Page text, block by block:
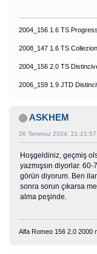
2004_156 1.6 TS
2008_147 1.6 TS
2004_156 2.0 TS
2006_159 1.9 JTD
ASKHEM
26 Temmuz 2024, 21:21:57
Hoşgeldiniz, geçmiş
yazmışsın diyorlar.
görün diyorum. Ben
sonra sorun çıkarsa
alma peşinde.
Alfa Romeo 156 2.0 2000